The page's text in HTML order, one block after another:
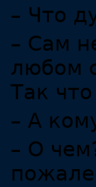
– Что
– Сам
любом
Так
– А
– О